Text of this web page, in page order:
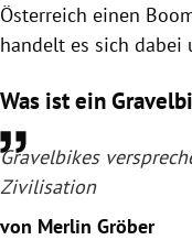
Österreich einen
handelt es sich dabei
Was ist ein
Gravelbikes
Zivilisation
von Merlin Gröber